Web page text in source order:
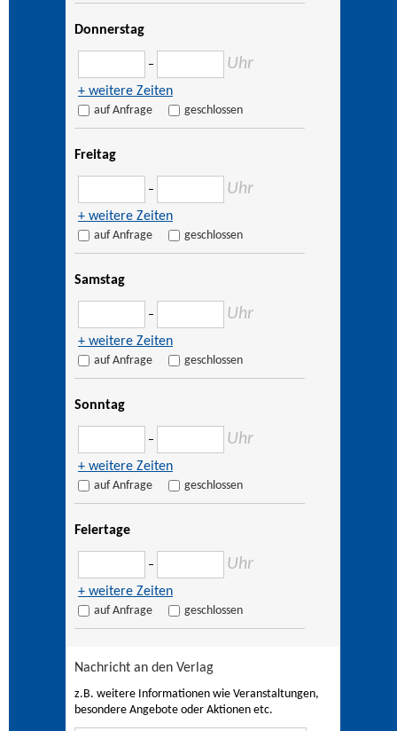
Donnerstag
– Uhr
+ weitere Zeiten
auf Anfrage geschlossen
Freitag
– Uhr
+ weitere Zeiten
auf Anfrage geschlossen
Samstag
– Uhr
+ weitere Zeiten
auf Anfrage geschlossen
Sonntag
– Uhr
+ weitere Zeiten
auf Anfrage geschlossen
Feiertage
– Uhr
+ weitere Zeiten
auf Anfrage geschlossen
Nachricht an den Verlag
z.B. weitere Informationen wie Veranstaltungen,
besondere Angebote oder Aktionen etc.